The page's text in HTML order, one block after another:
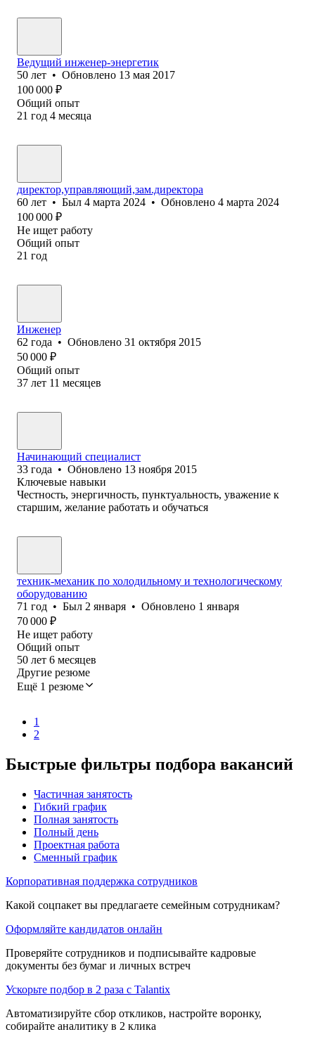
Ведущий инженер-энергетик
50 лет • Обновлено 13 мая 2017
100 000 ₽
Общий опыт
21 год 4 месяца
директор,управляющий,зам.директора
60 лет • Был 4 марта 2024 • Обновлено 4 марта 2024
100 000 ₽
Не ищет работу
Общий опыт
21 год
Инженер
62 года • Обновлено 31 октября 2015
50 000 ₽
Общий опыт
37 лет 11 месяцев
Начинающий специалист
33 года • Обновлено 13 ноября 2015
Ключевые навыки
Честность, энергичность, пунктуальность, уважение к
старшим, желание работать и обучаться
техник-механик по холодильному и технологическому
оборудованию
71 год • Был 2 января • Обновлено 1 января
70 000 ₽
Не ищет работу
Общий опыт
50 лет 6 месяцев
Другие резюме
Ещё 1 резюме
1
2
Быстрые фильтры подбора вакансий
Частичная занятость
Гибкий график
Полная занятость
Полный день
Проектная работа
Сменный график
Корпоративная поддержка сотрудников
Какой соцпакет вы предлагаете семейным сотрудникам?
Оформляйте кандидатов онлайн
Проверяйте сотрудников и подписывайте кадровые
документы без бумаг и личных встреч
Ускорьте подбор в 2 раза с Talantix
Автоматизируйте сбор откликов, настройте воронку,
собирайте аналитику в 2 клика